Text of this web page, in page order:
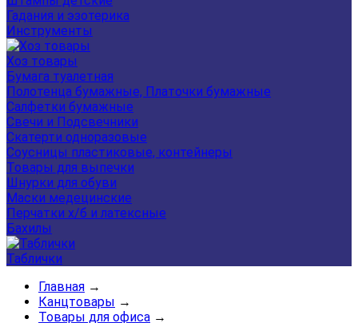
Гадания и эзотерика
Инструменты
Хоз товары
Бумага туалетная
Полотенца бумажные, Платочки бумажные
Салфетки бумажные
Свечи и Подсвечники
Скатерти одноразовые
Соусницы пластиковые, контейнеры
Товары для выпечки
Шнурки для обуви
Маски медецинские
Перчатки х/б и латексные
Бахилы
Таблички
Главная →
Канцтовары →
Товары для офиса →